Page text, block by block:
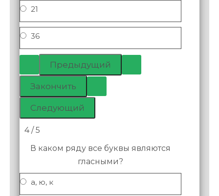
21
36
4 / 5
В каком ряду все буквы являются
гласными?
а, ю, к